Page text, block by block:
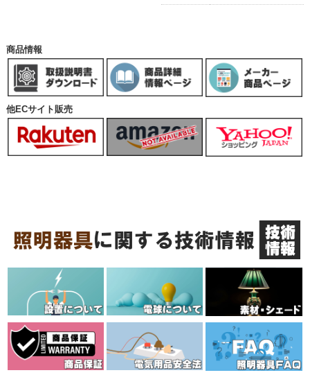
商品情報
他ECサイト販売